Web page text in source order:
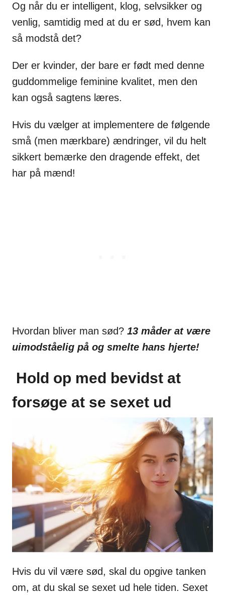
Og når du er intelligent, klog, selvsikker og
venlig, samtidig med at du er sød, hvem kan
så modstå det?
Der er kvinder, der bare er født med denne
guddommelige feminine kvalitet, men den
kan også sagtens læres.
Hvis du vælger at implementere de følgende
små (men mærkbare) ændringer, vil du helt
sikkert bemærke den dragende effekt, det
har på mænd!
Hvordan bliver man sød? 13 måder at være
uimodståelig på og smelte hans hjerte!
Hold op med bevidst at
forsøge at se sexet ud
Hvis du vil være sød, skal du opgive tanken
om, at du skal se sexet ud hele tiden. Sexet